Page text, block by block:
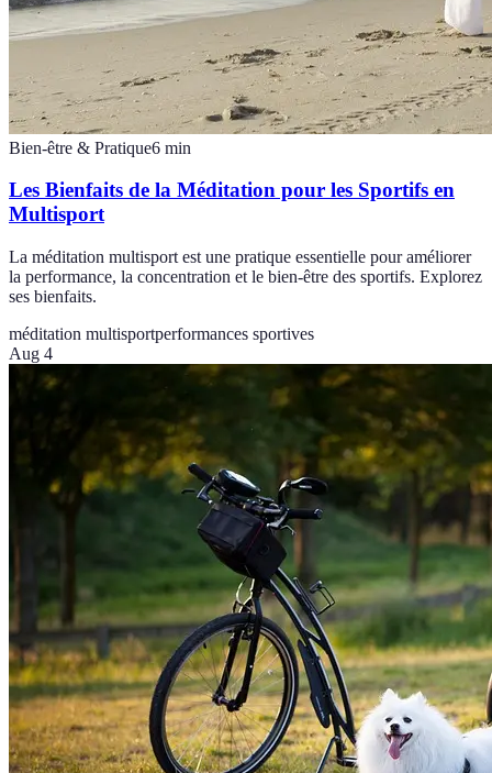
Bien-être & Pratique6 min
Les Bienfaits de la Méditation pour les Sportifs en
Multisport
La méditation multisport est une pratique essentielle pour améliorer
la performance, la concentration et le bien-être des sportifs. Explorez
ses bienfaits.
méditation multisportperformances sportives
Aug 4